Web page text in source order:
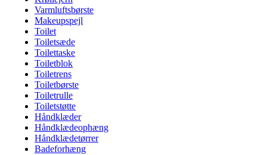
Varmluftsbørste
Makeupspejl
Toilet
Toiletsæde
Toilettaske
Toiletblok
Toiletrens
Toiletbørste
Toiletrulle
Toiletstøtte
Håndklæder
Håndklædeophæng
Håndklædetørrer
Badeforhæng